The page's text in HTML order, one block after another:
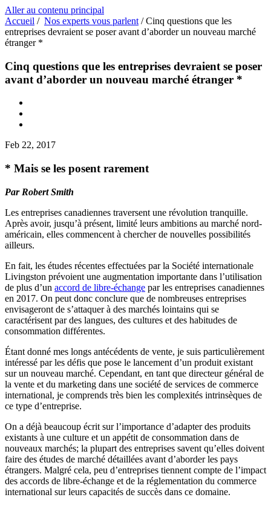
Aller au contenu principal
Accueil / Nos experts vous parlent /Cinq questions que les
entreprises devraient se poser avant d’aborder un nouveau marché
étranger *
Cinq questions que les entreprises devraient se poser
avant d’aborder un nouveau marché étranger *
Feb 22, 2017
* Mais se les posent rarement
Par Robert Smith
Les entreprises canadiennes traversent une révolution tranquille.
Après avoir, jusqu’à présent, limité leurs ambitions au marché nord-
américain, elles commencent à chercher de nouvelles possibilités
ailleurs.
En fait, les études récentes effectuées par la Société internationale
Livingston prévoient une augmentation importante dans l’utilisation
de plus d’un accord de libre-échange par les entreprises canadiennes
en 2017. On peut donc conclure que de nombreuses entreprises
envisageront de s’attaquer à des marchés lointains qui se
caractérisent par des langues, des cultures et des habitudes de
consommation différentes.
Étant donné mes longs antécédents de vente, je suis particulièrement
intéressé par les défis que pose le lancement d’un produit existant
sur un nouveau marché. Cependant, en tant que directeur général de
la vente et du marketing dans une société de services de commerce
international, je comprends très bien les complexités intrinsèques de
ce type d’entreprise.
On a déjà beaucoup écrit sur l’importance d’adapter des produits
existants à une culture et un appétit de consommation dans de
nouveaux marchés; la plupart des entreprises savent qu’elles doivent
faire des études de marché détaillées avant d’aborder les pays
étrangers. Malgré cela, peu d’entreprises tiennent compte de l’impact
des accords de libre-échange et de la réglementation du commerce
international sur leurs capacités de succès dans ce domaine.